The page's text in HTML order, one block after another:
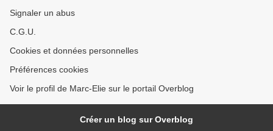
Signaler un abus
C.G.U.
Cookies et données personnelles
Préférences cookies
Voir le profil de Marc-Elie sur le portail Overblog
Créer un blog sur Overblog